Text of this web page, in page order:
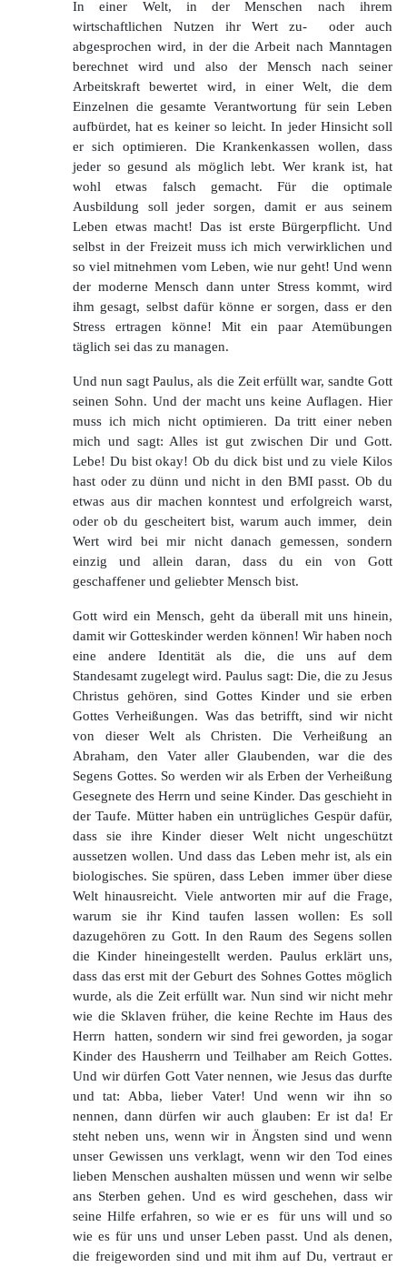
In einer Welt, in der Menschen nach ihrem
wirtschaftlichen Nutzen ihr Wert zu- oder auch
abgesprochen wird, in der die Arbeit nach Manntagen
berechnet wird und also der Mensch nach seiner
Arbeitskraft bewertet wird, in einer Welt, die dem
Einzelnen die gesamte Verantwortung für sein Leben
aufbürdet, hat es keiner so leicht. In jeder Hinsicht soll
er sich optimieren. Die Krankenkassen wollen, dass
jeder so gesund als möglich lebt. Wer krank ist, hat
wohl etwas falsch gemacht. Für die optimale
Ausbildung soll jeder sorgen, damit er aus seinem
Leben etwas macht! Das ist erste Bürgerpflicht. Und
selbst in der Freizeit muss ich mich verwirklichen und
so viel mitnehmen vom Leben, wie nur geht! Und wenn
der moderne Mensch dann unter Stress kommt, wird
ihm gesagt, selbst dafür könne er sorgen, dass er den
Stress ertragen könne! Mit ein paar Atemübungen
täglich sei das zu managen.
Und nun sagt Paulus, als die Zeit erfüllt war, sandte Gott
seinen Sohn. Und der macht uns keine Auflagen. Hier
muss ich mich nicht optimieren. Da tritt einer neben
mich und sagt: Alles ist gut zwischen Dir und Gott.
Lebe! Du bist okay! Ob du dick bist und zu viele Kilos
hast oder zu dünn und nicht in den BMI passt. Ob du
etwas aus dir machen konntest und erfolgreich warst,
oder ob du gescheitert bist, warum auch immer, dein
Wert wird bei mir nicht danach gemessen, sondern
einzig und allein daran, dass du ein von Gott
geschaffener und geliebter Mensch bist.
Gott wird ein Mensch, geht da überall mit uns hinein,
damit wir Gotteskinder werden können! Wir haben noch
eine andere Identität als die, die uns auf dem
Standesamt zugelegt wird. Paulus sagt: Die, die zu Jesus
Christus gehören, sind Gottes Kinder und sie erben
Gottes Verheißungen. Was das betrifft, sind wir nicht
von dieser Welt als Christen. Die Verheißung an
Abraham, den Vater aller Glaubenden, war die des
Segens Gottes. So werden wir als Erben der Verheißung
Gesegnete des Herrn und seine Kinder. Das geschieht in
der Taufe. Mütter haben ein untrügliches Gespür dafür,
dass sie ihre Kinder dieser Welt nicht ungeschützt
aussetzen wollen. Und dass das Leben mehr ist, als ein
biologisches. Sie spüren, dass Leben immer über diese
Welt hinausreicht. Viele antworten mir auf die Frage,
warum sie ihr Kind taufen lassen wollen: Es soll
dazugehören zu Gott. In den Raum des Segens sollen
die Kinder hineingestellt werden. Paulus erklärt uns,
dass das erst mit der Geburt des Sohnes Gottes möglich
wurde, als die Zeit erfüllt war. Nun sind wir nicht mehr
wie die Sklaven früher, die keine Rechte im Haus des
Herrn hatten, sondern wir sind frei geworden, ja sogar
Kinder des Hausherrn und Teilhaber am Reich Gottes.
Und wir dürfen Gott Vater nennen, wie Jesus das durfte
und tat: Abba, lieber Vater! Und wenn wir ihn so
nennen, dann dürfen wir auch glauben: Er ist da! Er
steht neben uns, wenn wir in Ängsten sind und wenn
unser Gewissen uns verklagt, wenn wir den Tod eines
lieben Menschen aushalten müssen und wenn wir selbe
ans Sterben gehen. Und es wird geschehen, dass wir
seine Hilfe erfahren, so wie er es für uns will und so
wie es für uns und unser Leben passt. Und als denen,
die freigeworden sind und mit ihm auf Du, vertraut er